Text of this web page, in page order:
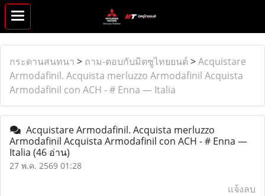
กระดานสนทนา > ถาม-ตอบกับมิตซูไทยยนต์ >Acquistare
Armodafinil. Acquista merluzzo Armodafinil Acquista
Armodafinil con ACH - # Enna — Italia
Acquistare Armodafinil. Acquista merluzzo
Armodafinil Acquista Armodafinil con ACH - # Enna —
Italia (46 อ่าน)
27 พ.ค. 2569 01:28
แจ้งลบ